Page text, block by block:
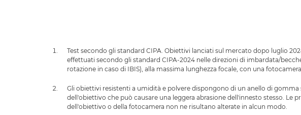
Test secondo gli standard CIPA. Obiettivi lanciati sul mercato dopo luglio
effettuati secondo gli standard CIPA-2024 nelle direzioni di imbardata/
rotazione in caso di IBIS), alla massima lunghezza focale, con una
Gli obiettivi resistenti a umidità e polvere dispongono di un anello di gomma
dell'obiettivo che può causare una leggera abrasione dell'innesto stesso. Le
dell'obiettivo o della fotocamera non ne risultano alterate in alcun modo.